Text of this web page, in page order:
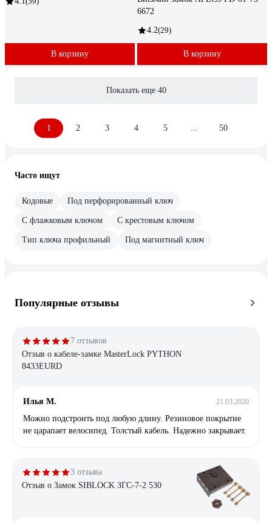
В корзину
6672
4.2(29)
В корзину
Показать еще 40
1 2 3 4 5 50
Часто ищут
Кодовые Под перфорированный ключ
С флажковым ключом С крестовым ключом
Тип ключа профильный Под магнитный ключ
Популярные отзывы
7 отзывов
Отзыв о кабеле-замке MasterLock PYTHON
8433EURD
Илья М. 21.03.2020
Можно подстроить под любую длину. Резиновое покрытие
не царапает велосипед. Толстый кабель. Надежно закрывает.
3 отзыва
Отзыв о Замок SIBLOCK ЗГС-7-2 530